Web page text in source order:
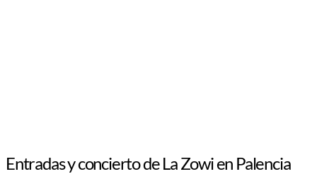
Entradas y concierto de La Zowi en Palencia